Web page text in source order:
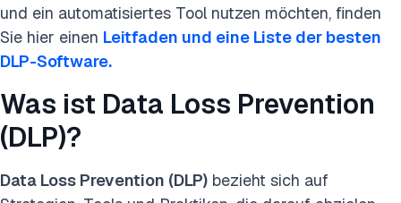
und ein automatisiertes Tool nutzen möchten, finden
Sie hier einen Leitfaden und eine Liste der besten
DLP-Software.
Was ist Data Loss Prevention
(DLP)?
Data Loss Prevention (DLP) bezieht sich auf